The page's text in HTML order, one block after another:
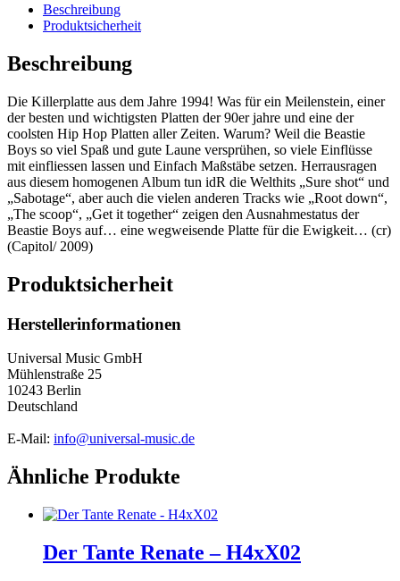
Beschreibung
Produktsicherheit
Beschreibung
Die Killerplatte aus dem Jahre 1994! Was für ein Meilenstein, einer
der besten und wichtigsten Platten der 90er jahre und eine der
coolsten Hip Hop Platten aller Zeiten. Warum? Weil die Beastie
Boys so viel Spaß und gute Laune versprühen, so viele Einflüsse
mit einfliessen lassen und Einfach Maßstäbe setzen. Herrausragen
aus diesem homogenen Album tun idR die Welthits „Sure shot“ und
„Sabotage“, aber auch die vielen anderen Tracks wie „Root down“,
„The scoop“, „Get it together“ zeigen den Ausnahmestatus der
Beastie Boys auf… eine wegweisende Platte für die Ewigkeit… (cr)
(Capitol/ 2009)
Produktsicherheit
Herstellerinformationen
Universal Music GmbH
Mühlenstraße 25
10243 Berlin
Deutschland
E-Mail: info@universal-music.de
Ähnliche Produkte
Der Tante Renate – H4xX02